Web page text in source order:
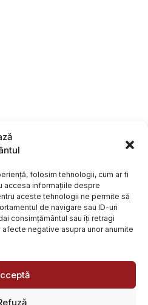
folosim tehnologii, cum ar fi
accesa informațiile despre
aceste tehnologii ne permite să
de navigare sau ID-uri
consimțământul sau îți retragi
negative asupra unor anumite
rezervate. Site creat de